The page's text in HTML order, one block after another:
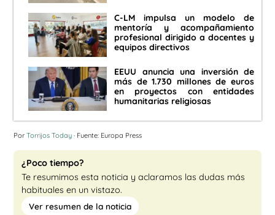
C-LM impulsa un modelo de
mentoría y acompañamiento
profesional dirigido a docentes y
equipos directivos
EEUU anuncia una inversión de
más de 1.730 millones de euros
en proyectos con entidades
humanitarias religiosas
Por Torrijos Today · Fuente: Europa Press
¿Poco tiempo?
Te resumimos esta noticia y aclaramos las dudas más
habituales en un vistazo.
Ver resumen de la noticia